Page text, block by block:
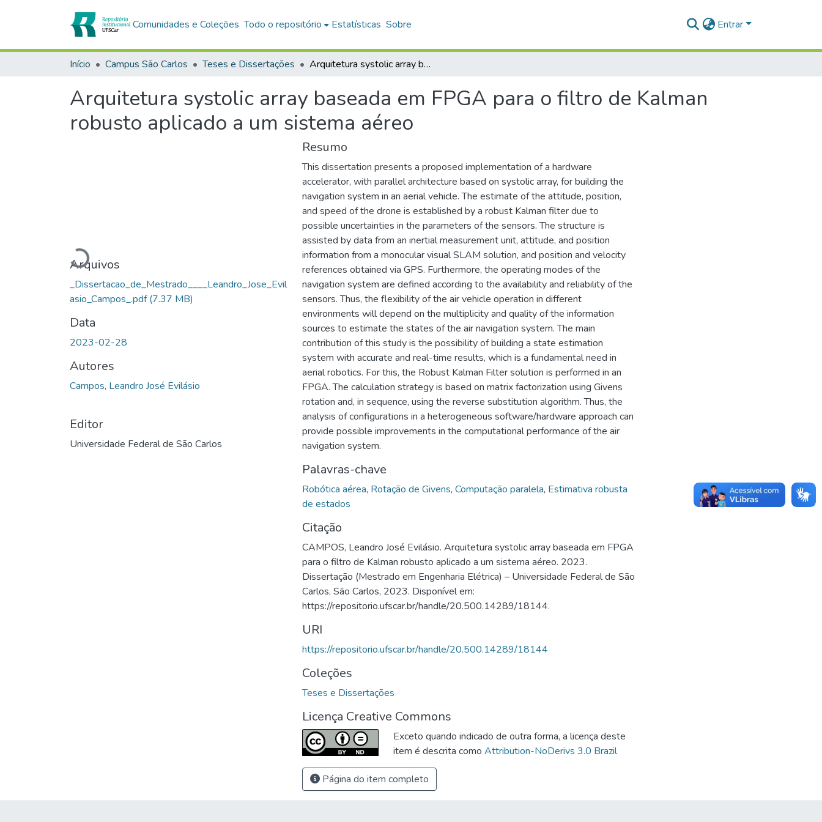
Comunidades e Coleções Todo o repositório Estatísticas Sobre Entrar
Início Campus São Carlos Teses e Dissertações Arquitetura systolic array baseada em FPGA para o filtro de Kalman robusto aplicado a um sistema aéreo
Arquitetura systolic array baseada em FPGA para o filtro de Kalman
robusto aplicado a um sistema aéreo
Carregando...
Arquivos
_Dissertacao_de_Mestrado____Leandro_Jose_Evil
asio_Campos_.pdf(7.37 MB)
Data
2023-02-28
Autores
Campos, Leandro José Evilásio
Editor
Universidade Federal de São Carlos
Resumo
This dissertation presents a proposed implementation of a hardware
accelerator, with parallel architecture based on systolic array, for building the
navigation system in an aerial vehicle. The estimate of the attitude, position,
and speed of the drone is established by a robust Kalman filter due to
possible uncertainties in the parameters of the sensors. The structure is
assisted by data from an inertial measurement unit, attitude, and position
information from a monocular visual SLAM solution, and position and velocity
references obtained via GPS. Furthermore, the operating modes of the
navigation system are defined according to the availability and reliability of the
sensors. Thus, the flexibility of the air vehicle operation in different
environments will depend on the multiplicity and quality of the information
sources to estimate the states of the air navigation system. The main
contribution of this study is the possibility of building a state estimation
system with accurate and real-time results, which is a fundamental need in
aerial robotics. For this, the Robust Kalman Filter solution is performed in an
FPGA. The calculation strategy is based on matrix factorization using Givens
rotation and, in sequence, using the reverse substitution algorithm. Thus, the
analysis of configurations in a heterogeneous software/hardware approach can
provide possible improvements in the computational performance of the air
navigation system.
Palavras-chave
Robótica aérea, Rotação de Givens, Computação paralela, Estimativa robusta
de estados
Citação
CAMPOS, Leandro José Evilásio. Arquitetura systolic array baseada em FPGA
para o filtro de Kalman robusto aplicado a um sistema aéreo. 2023.
Dissertação (Mestrado em Engenharia Elétrica) – Universidade Federal de São
Carlos, São Carlos, 2023. Disponível em:
https://repositorio.ufscar.br/handle/20.500.14289/18144.
URI
https://repositorio.ufscar.br/handle/20.500.14289/18144
Coleções
Teses e Dissertações
Licença Creative Commons
Exceto quando indicado de outra forma, a licença deste
item é descrita como Attribution-NoDerivs 3.0 Brazil
Página do item completo